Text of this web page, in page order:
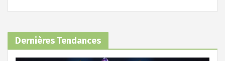
Dernières Tendances